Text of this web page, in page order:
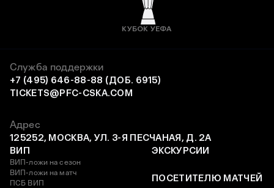
КУБОК УЕФА
Служба поддержки
+7 (495) 646-88-88 (ДОБ. 6915)
TICKETS@PFC-CSKA.COM
Адрес
125252, МОСКВА, УЛ. 3-Я ПЕСЧАНАЯ, Д. 2А
ВИП
ВИП-ложи на сезон
ВИП-ложи на матч
ПСБ ВИП
ЭКСКУРСИИ
ПОСЕТИТЕЛЮ МАТЧЕЙ